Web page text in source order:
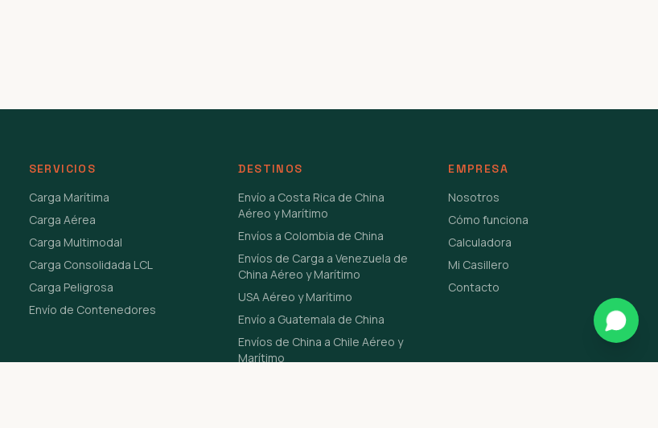
SERVICIOS
Carga Marítima
Carga Aérea
Carga Multimodal
Carga Consolidada LCL
Carga Peligrosa
Envío de Contenedores
DESTINOS
Envío a Costa Rica de China
Aéreo y Marítimo
Envíos a Colombia de China
Envíos de Carga a Venezuela de
China Aéreo y Marítimo
USA Aéreo y Marítimo
Envío a Guatemala de China
Envíos de China a Chile Aéreo y
Marítimo
EMPRESA
Nosotros
Cómo funciona
Calculadora
Mi Casillero
Contacto